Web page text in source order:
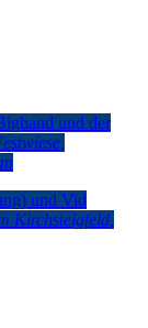
und der
und Vid
Kirchsteigfeld